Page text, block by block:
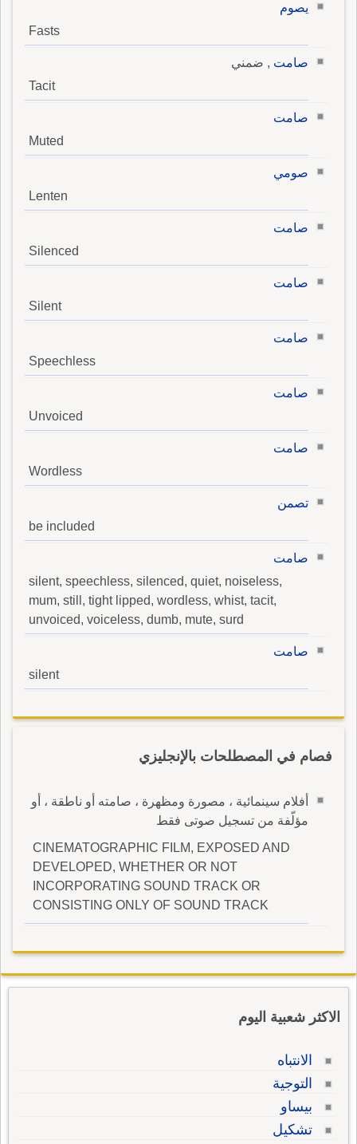
يصوم
Fasts
صامت , ضمني
Tacit
صامت
Muted
صومي
Lenten
صامت
Silenced
صامت
Silent
صامت
Speechless
صامت
Unvoiced
صامت
Wordless
تصمن
be included
صامت
silent, speechless, silenced, quiet, noiseless,
mum, still, tight lipped, wordless, whist, tacit,
unvoiced, voiceless, dumb, mute, surd
صامت
silent
فصام في المصطلحات بالإنجليزي
أفلام سينمائية ، مصورة ومظهرة ، صامته أو ناطقة ، أو
مؤلّفة من تسجيل صوتى فقط
CINEMATOGRAPHIC FILM, EXPOSED AND
DEVELOPED, WHETHER OR NOT
INCORPORATING SOUND TRACK OR
CONSISTING ONLY OF SOUND TRACK
الاكثر شعبية اليوم
الانتباه
التوجية
بيساو
تشكيل